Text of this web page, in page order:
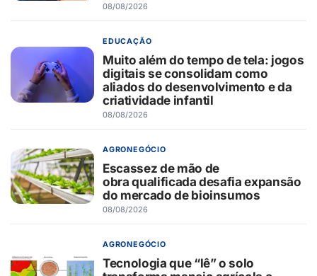
08/08/2026
EDUCAÇÃO
Muito além do tempo de tela: jogos
digitais se consolidam como
aliados do desenvolvimento e da
criatividade infantil
08/08/2026
AGRONEGÓCIO
Escassez de mão de
obra qualificada desafia expansão
do mercado de bioinsumos
08/08/2026
AGRONEGÓCIO
Tecnologia que “lê” o solo